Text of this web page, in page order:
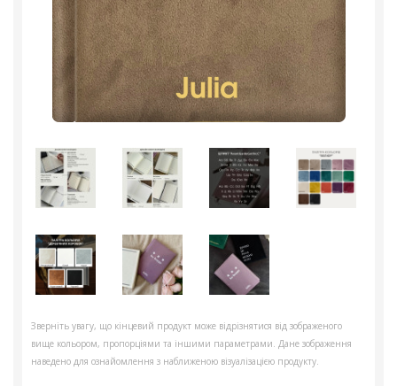
Зверніть увагу, що кінцевий продукт може відрізнятися від зображеного
вище кольором, пропорціями та іншими параметрами. Дане зображення
наведено для ознайомлення з наближеною візуалізацією продукту.